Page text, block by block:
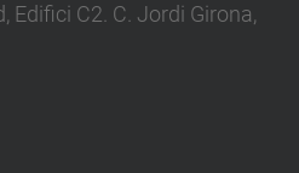
Edifici C2. C. Jordi Girona,